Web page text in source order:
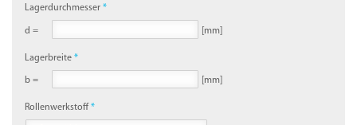
Lagerdurchmesser
d = [mm]
Lagerbreite
b = [mm]
Rollenwerkstoff